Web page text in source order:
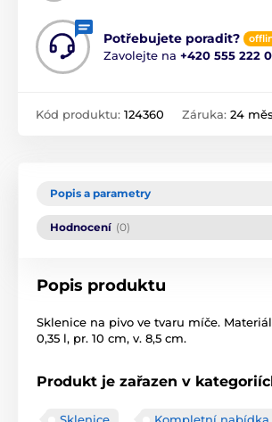
Potřebujete poradit?
Zavolejte na +420 555 222
Kód produktu: 124360 Záruka: 24
Popis a parametry
Hodnocení (0)
Popis produktu
Sklenice na pivo ve tvaru míče.
0,35 l, pr. 10 cm, v. 8,5 cm.
Produkt je zařazen v